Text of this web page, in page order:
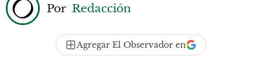
Por Redacción
Agregar El Observador en